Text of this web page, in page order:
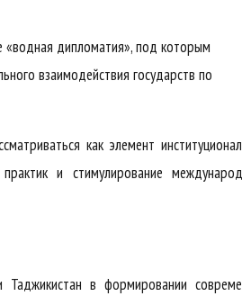
«водная дипломатия», под которым
взаимодействия государств по
как элемент
и стимулирование
в формировании